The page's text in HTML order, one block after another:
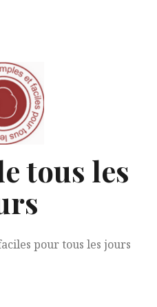
tous les
pour tous les jours